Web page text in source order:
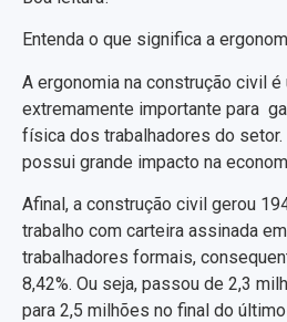
Entenda o que significa a
A ergonomia na construção civil
extremamente importante para
física dos trabalhadores do
possui grande impacto na
Afinal, a construção civil gerou
trabalho com carteira assinada
trabalhadores formais,
8,42%. Ou seja, passou de 2,3
para 2,5 milhões no final do